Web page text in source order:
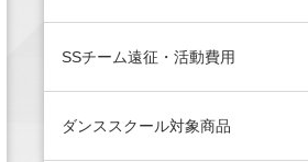
SSチーム遠征・活動費用
ダンススクール対象商品